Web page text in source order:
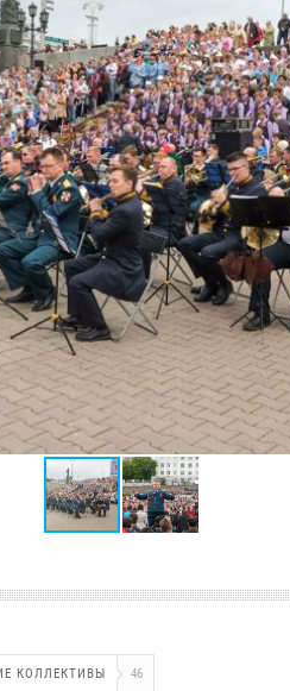
КОЛЛЕКТИВЫ 46